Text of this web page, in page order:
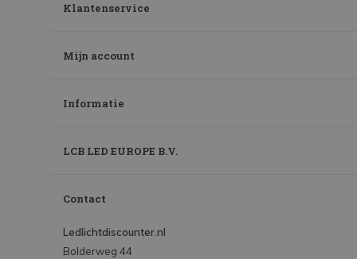
Klantenservice
Mijn account
Informatie
LCB LED EUROPE B.V.
Contact
Ledlichtdiscounter.nl
Bolderweg 44